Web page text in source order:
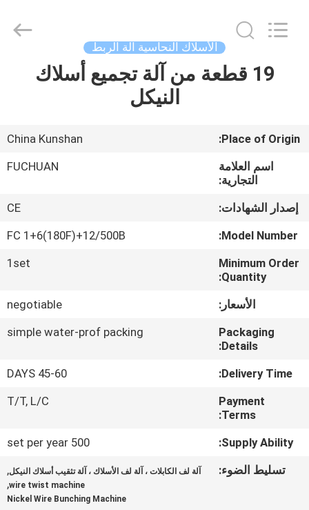
الصفحة
المنتجات
فيديوهات
عرض
VR
جولة
المصنع
الجودة
Mechanical
الأسلاك النحاسية آلة الربط
19 قطعة من آلة تجميع أسلاك
النيكل
Place of Origin:
China Kunshan
اسم العلامة
التجارية:
FUCHUAN
إصدار الشهادات:
CE
Model Number:
FC 1+6(180F)+12/500B
Minimum Order
Quantity:
1set
الأسعار:
negotiable
Packaging
Details:
simple water-prof packing
Delivery Time:
45-60 DAYS
Payment
Terms:
T/T, L/C
Supply Ability:
500 set per year
تسليط الضوء:
آلة لف الكابلات ، آلة لف الأسلاك ، آلة تثقيب أسلاك النيكل,
wire twist machine
,
Nickel Wire Bunching Machine